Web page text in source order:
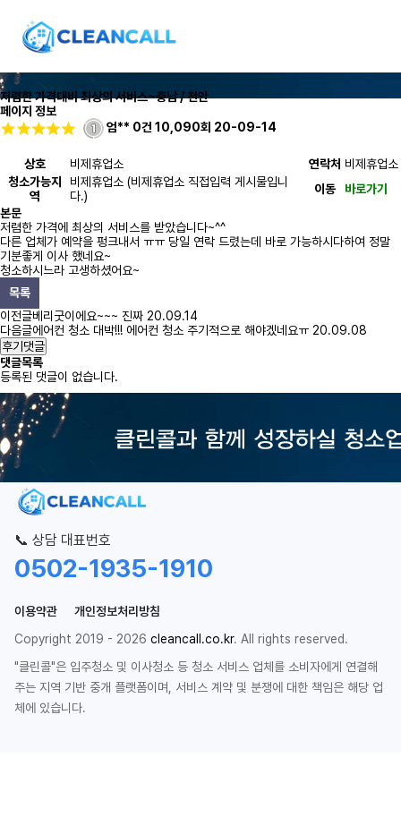
저렴한 가격대비 최상의 서비스~충남 / 천안
페이지 정보
엄** 0건 10,090회 20-09-14
상호 비제휴업소 연락처 비제휴업소
청소가능지
역
비제휴업소 (비제휴업소 직접입력 게시물입니
다.)
이동
바로가기
본문
저렴한 가격에 최상의 서비스를 받았습니다~^^
다른 업체가 예약을 펑크내서 ㅠㅠ 당일 연락 드렸는데 바로 가능하시다하여 정말
기분좋게 이사 했네요~
청소하시느라 고생하셨어요~
목록
이전글베리굿이에요~~~ 진짜 20.09.14
다음글에어컨 청소 대박!!! 에어컨 청소 주기적으로 해야겠네요ㅠ 20.09.08
후기댓글
댓글목록
등록된 댓글이 없습니다.
📞 상담 대표번호
0502-1935-1910
이용약관
개인정보처리방침
Copyright 2019 - 2026 cleancall.co.kr. All rights reserved.
"클린콜"은 입주청소 및 이사청소 등 청소 서비스 업체를 소비자에게 연결해
주는 지역 기반 중개 플랫폼이며, 서비스 계약 및 분쟁에 대한 책임은 해당 업
체에 있습니다.